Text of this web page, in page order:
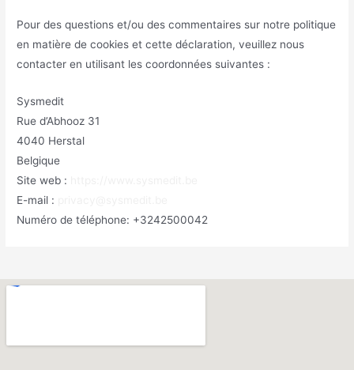
Pour des questions et/ou des commentaires sur notre politique
en matière de cookies et cette déclaration, veuillez nous
contacter en utilisant les coordonnées suivantes :
Sysmedit
Rue d’Abhooz 31
4040 Herstal
Belgique
Site web :
E-mail :
Numéro de téléphone: +3242500042